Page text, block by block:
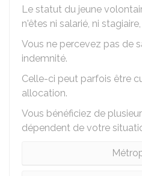
Le statut du jeune
n'êtes ni salarié, ni
Vous ne percevez pas de
indemnité.
Celle-ci peut parfois être
allocation.
Vous bénéficiez de
dépendent de votre